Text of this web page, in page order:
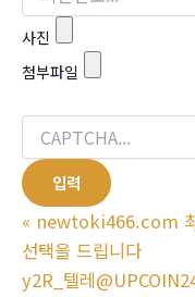
사진
첨부파일
« newtoki466.com 최
선택을 드립니다
y2R_텔레